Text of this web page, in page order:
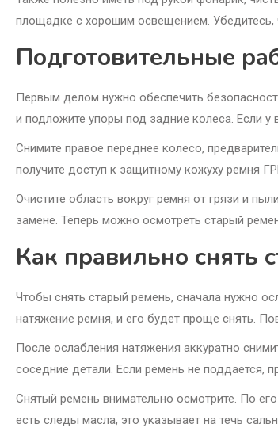
площадке с хорошим освещением. Убедитесь,
Подготовительные
Первым делом нужно обеспечить
и подложите упоры под задние колеса. Если у
Снимите правое переднее колесо,
получите доступ к защитному кожуху ремня
Очистите область вокруг ремня от грязи и
замене. Теперь можно осмотреть старый
Как правильно снять
Чтобы снять старый ремень, сначала нужно
натяжение ремня, и его будет проще снять.
После ослабления натяжения аккуратно
соседние детали. Если ремень не поддается,
Снятый ремень внимательно осмотрите. По
есть следы масла, это указывает на течь